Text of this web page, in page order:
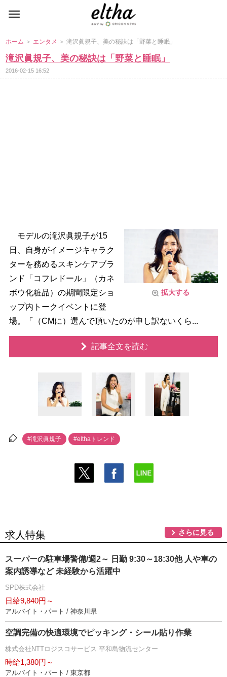
ホーム ＞ エンタメ ＞ 滝沢眞規子、美の秘訣は「野菜と睡眠」
滝沢眞規子、美の秘訣は「野菜と睡眠」
2016-02-15 16:52
拡大する
モデルの滝沢眞規子が15
日、自身がイメージキャラク
ターを務めるスキンケアブラ
ンド「コフレドール」（カネ
ボウ化粧品）の期間限定ショ
ップ内トークイベントに登
場。「（CMに）選んで頂いたのが申し訳ないくら...
記事全文を読む
#滝沢眞規子 #elthaトレンド
求人特集 さらに見る
スーパーの駐車場警備/週2～ 日勤 9:30～18:30他 人や車の
案内誘導など 未経験から活躍中
SPD株式会社
日給9,840円～
アルバイト・パート / 神奈川県
空調完備の快適環境でピッキング・シール貼り作業
株式会社NTTロジスコサービス 平和島物流センター
時給1,380円～
アルバイト・パート / 東京都